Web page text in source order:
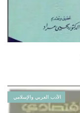
الأدب العربي والإسلامي